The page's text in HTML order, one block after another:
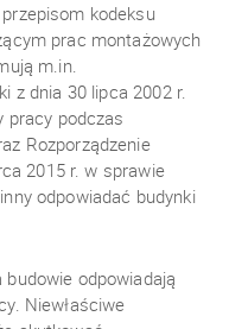
kodeksu
prac montażowych
m.in.
z dnia 30 lipca 2002 r.
pracy podczas
Rozporządzenie
2015 r. w sprawie
odpowiadać budynki
odpowiadają
Niewłaściwe